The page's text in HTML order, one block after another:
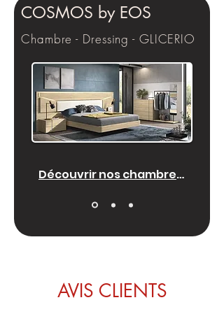
COSMOS by EOS
Chambre - Dressing - GLICERIO
Découvrir nos chambres et dressings
AVIS CLIENTS